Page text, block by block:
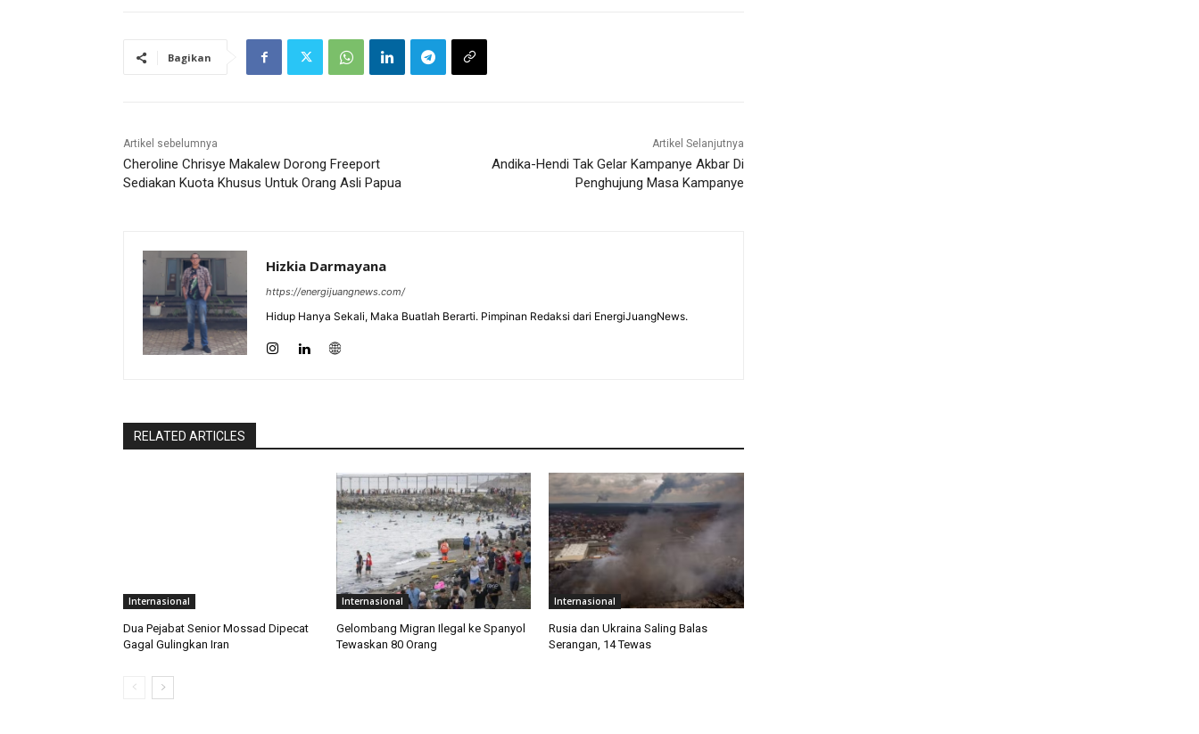
Bagikan
Artikel sebelumnya
Cheroline Chrisye Makalew Dorong Freeport
Sediakan Kuota Khusus Untuk Orang Asli Papua
Artikel Selanjutnya
Andika-Hendi Tak Gelar Kampanye Akbar Di
Penghujung Masa Kampanye
Hizkia Darmayana
https://energijuangnews.com/
Hidup Hanya Sekali, Maka Buatlah Berarti. Pimpinan Redaksi dari EnergiJuangNews.
RELATED ARTICLES
Internasional
Dua Pejabat Senior Mossad Dipecat
Gagal Gulingkan Iran
Internasional
Gelombang Migran Ilegal ke Spanyol
Tewaskan 80 Orang
Internasional
Rusia dan Ukraina Saling Balas
Serangan, 14 Tewas